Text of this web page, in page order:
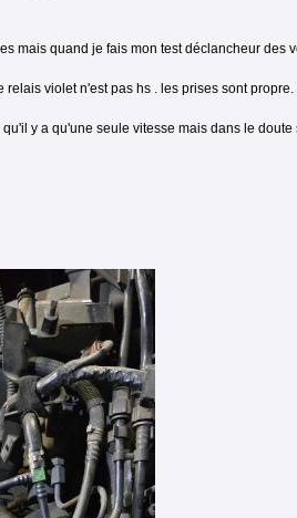
mais quand je fais mon test déclancheur des
violet n'est pas hs . les prises sont propre.
y a qu'une seule vitesse mais dans le